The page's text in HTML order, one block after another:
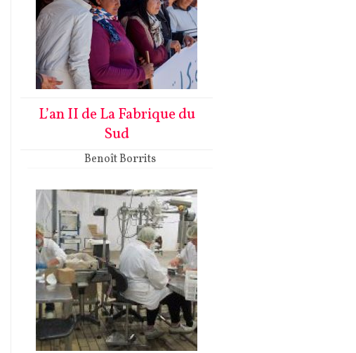
L’an II de La Fabrique du
Sud
Benoît Borrits